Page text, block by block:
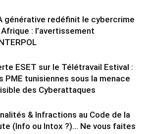
générative redéfinit le cybercrime
: l’avertissement
ESET sur le Télétravail Estival :
PME tunisiennes sous la menace
des Cyberattaques
& Infractions au Code de la
(Info ou Intox ?)… Ne vous faites